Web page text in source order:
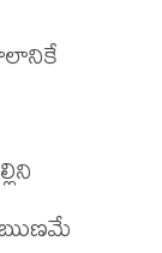
ఋణమే